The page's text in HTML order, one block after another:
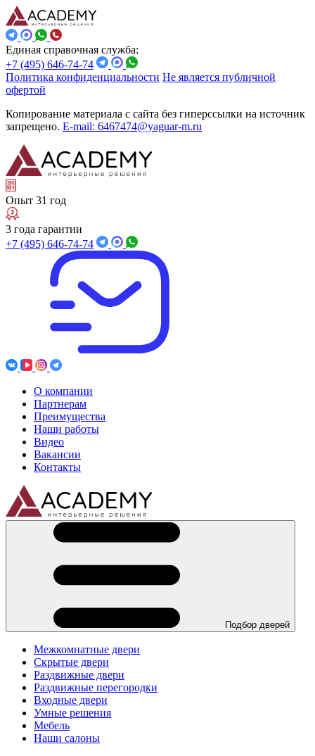
Единая справочная служба:
+7 (495) 646-74-74
Политика конфиденциальности Не является публичной
офертой
Копирование материала с сайта без гиперссылки на источник
запрещено. E-mail: 6467474@yaguar-m.ru
Опыт 31 год
3 года гарантии
+7 (495) 646-74-74
О компании
Партнерам
Преимущества
Наши работы
Видео
Вакансии
Контакты
Подбор дверей
Межкомнатные двери
Скрытые двери
Раздвижные двери
Раздвижные перегородки
Входные двери
Умные решения
Мебель
Наши салоны